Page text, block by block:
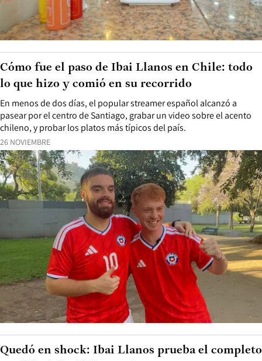
26 NOVIEMBRE
En menos de dos días, el popular streamer español alcanzó a
pasear por el centro de Santiago, grabar un video sobre el acento
chileno, y probar los platos más típicos del país.
Cómo fue el paso de Ibai Llanos en Chile: todo
lo que hizo y comió en su recorrido
Quedó en shock: Ibai Llanos prueba el completo